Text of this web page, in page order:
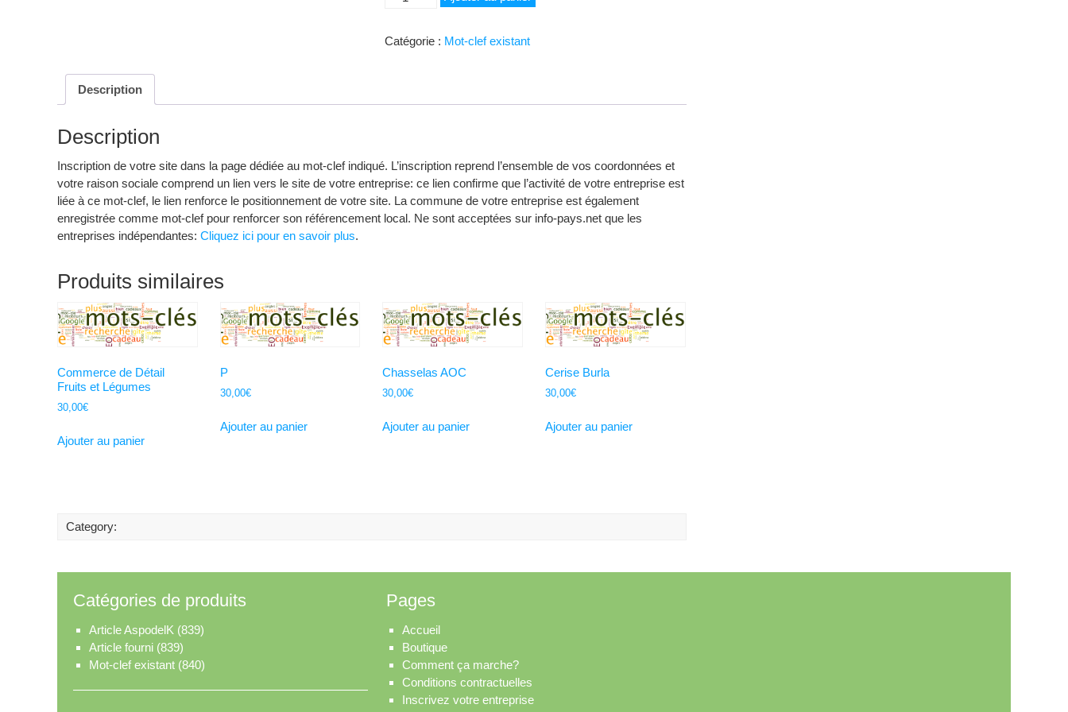
internet
Catégorie : Mot-clef existant
Description
Description
Inscription de votre site dans la page dédiée au mot-clef indiqué. L’inscription reprend l’ensemble de vos coordonnées et
votre raison sociale comprend un lien vers le site de votre entreprise: ce lien confirme que l’activité de votre entreprise est
liée à ce mot-clef, le lien renforce le positionnement de votre site. La commune de votre entreprise est également
enregistrée comme mot-clef pour renforcer son référencement local. Ne sont acceptées sur info-pays.net que les
entreprises indépendantes: Cliquez ici pour en savoir plus.
Produits similaires
Commerce de Détail
Fruits et Légumes
30,00€
Ajouter au panier
P
30,00€
Ajouter au panier
Chasselas AOC
30,00€
Ajouter au panier
Cerise Burla
30,00€
Ajouter au panier
Category:
Catégories de produits
Article AspodelK (839)
Article fourni (839)
Mot-clef existant (840)
Pages
Accueil
Boutique
Comment ça marche?
Conditions contractuelles
Inscrivez votre entreprise